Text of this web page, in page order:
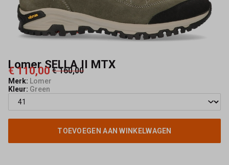
Lomer SELLA II MTX
€ 110,00 € 160,00
Merk: Lomer
Kleur: Green
TOEVOEGEN AAN WINKELWAGEN